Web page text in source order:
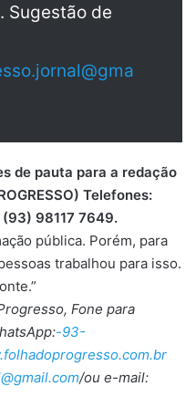
Sugestão de
de pauta para a redação
Telefones:
(93) 98117 7649.
pública. Porém, para
trabalhou para isso.
Fone para
-93-
/ou e-mail: